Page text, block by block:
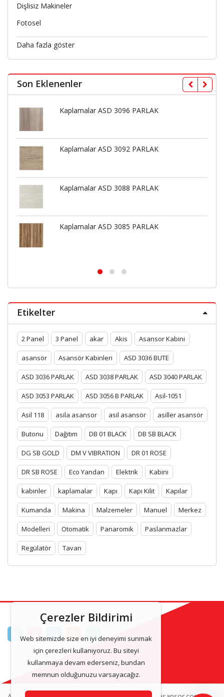
Dişlisiz Makineler
Fotosel
Daha fazla göster
Son Eklenenler
Kaplamalar ASD 3096 PARLAK
Kaplamalar ASD 3092 PARLAK
Kaplamalar ASD 3088 PARLAK
Kaplamalar ASD 3085 PARLAK
Etikelter
2 Panel 3 Panel akar Akis Asansor Kabini
asansör Asansör Kabinleri ASD 3036 BUTE
ASD 3036 PARLAK ASD 3038 PARLAK ASD 3040 PARLAK
ASD 3053 PARLAK ASD 3056 B PARLAK Asil-1051
Asil 118 asila asansor asil asansör asiller asansör
Butonu Dağıtım DB 01 BLACK DB SB BLACK
DG SB GOLD DM V VIBRATION DR 01 ROSE
DR SB ROSE Eco Yandan Elektrik Kabini
kabinler kaplamalar Kapı Kapı Kilit Kapılar
Kumanda Makina Malzemeler Manuel Merkez
Modelleri Otomatik Panaromik Paslanmazlar
Regülatör Tavan
Çerezler Bildirimi
Web sitemizde size en iyi deneyimi sunmak
için çerezleri kullanıyoruz. Bu siteyi
kullanmaya devam ederseniz, bundan
memnun olduğunuzu varsayacağız.